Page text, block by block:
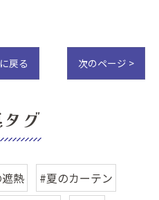
戻る 次のページ >
グ
熱
#夏のカーテン